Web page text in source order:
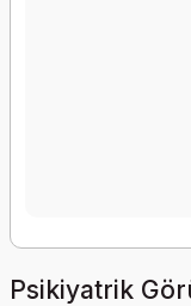
Psikiyatrik